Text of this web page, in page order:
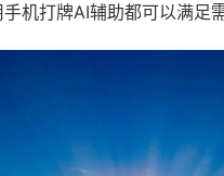
机打牌AI辅助都可以满足需